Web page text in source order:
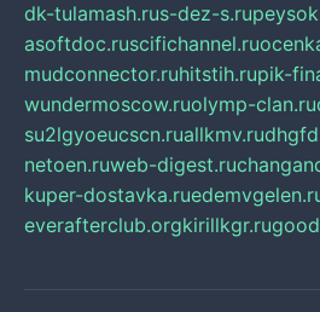
dk-tulamash.rus-dez-s.ru
asoftdoc.ruscifichannel.ru
mudconnector.ruhitstih.rupik-
wundermoscow.ruolymp-clan.ru
su2lgyoeucscn.ruallkmv.ru
netoen.ruweb-digest.ru
kuper-dostavka.ru
everafterclub.orgkirillkgr.ru